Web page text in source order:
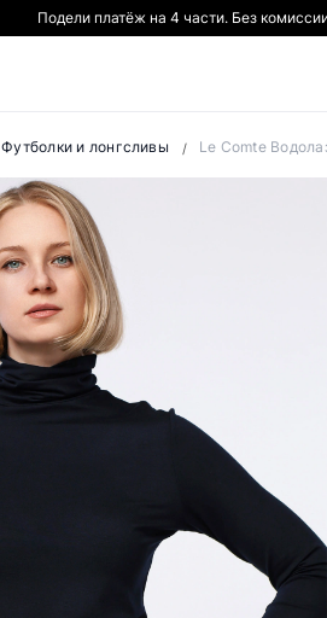
Подели платёж на 4 части. Без
Футболки и лонгсливы Le Comte